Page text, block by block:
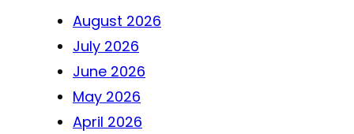
August 2026
July 2026
June 2026
May 2026
April 2026